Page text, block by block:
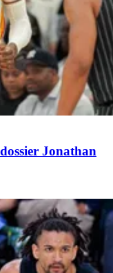
Jonathan